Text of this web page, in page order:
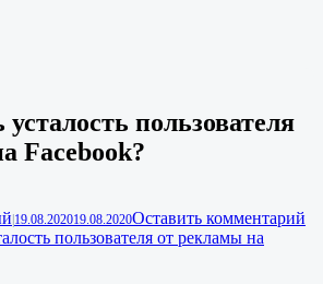
пользователя
Facebook?
19.08.202019.08.2020Оставить комментарий
пользователя от рекламы на